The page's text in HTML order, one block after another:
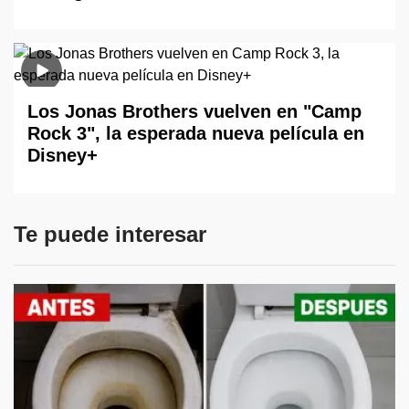
Los Jonas Brothers vuelven en "Camp
Rock 3", la esperada nueva película en
Disney+
Te puede interesar